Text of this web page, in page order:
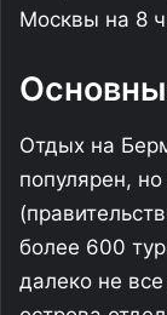
Москвы на 8
Отдых на
популярен,
более 600
далеко не